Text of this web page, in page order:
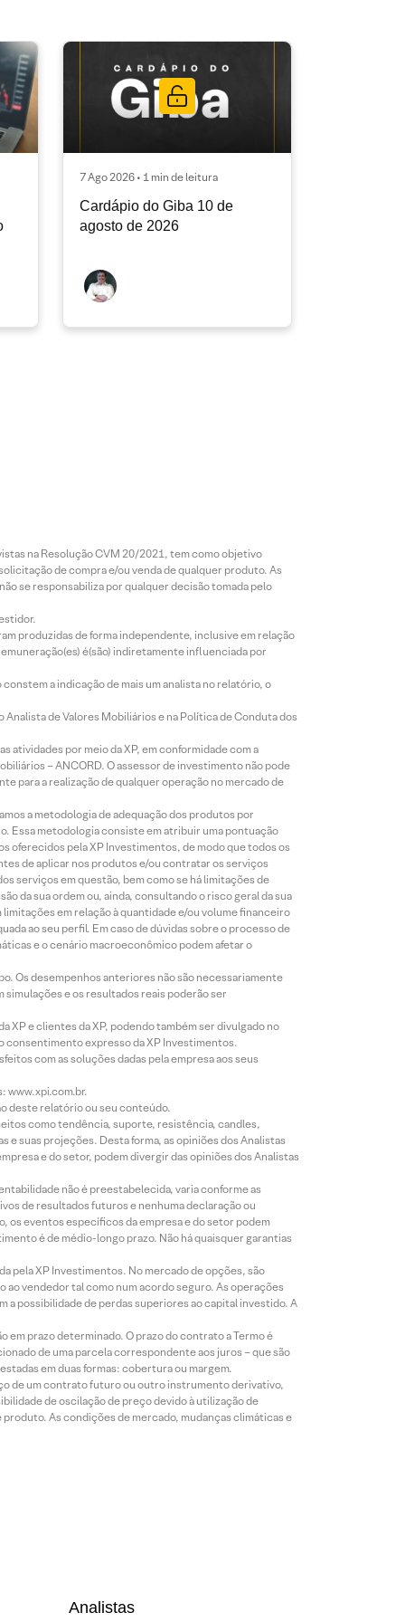
7 Ago 2026 • 1 min de leitura
Cardápio do Giba 10 de
agosto de 2026
na Resolução CVM 20/2021, tem como objetivo
de compra e/ou venda de qualquer produto. As
se responsabiliza por qualquer decisão tomada pelo
produzidas de forma independente, inclusive em relação
é(são) indiretamente influenciada por
a indicação de mais um analista no relatório, o
de Valores Mobiliários e na Política de Conduta dos
atividades por meio da XP, em conformidade com a
– ANCORD. O assessor de investimento não pode
para a realização de qualquer operação no mercado de
a metodologia de adequação dos produtos por
Essa metodologia consiste em atribuir uma pontuação
oferecidos pela XP Investimentos, de modo que todos os
de aplicar nos produtos e/ou contratar os serviços
serviços em questão, bem como se há limitações de
da sua ordem ou, ainda, consultando o risco geral da sua
em relação à quantidade e/ou volume financeiro
ao seu perfil. Em caso de dúvidas sobre o processo de
e o cenário macroeconômico podem afetar o
Os desempenhos anteriores não são necessariamente
e os resultados reais poderão ser
e clientes da XP, podendo também ser divulgado no
consentimento expresso da XP Investimentos.
com as soluções dadas pela empresa aos seus
www.xpi.com.br.
deste relatório ou seu conteúdo.
como tendência, suporte, resistência, candles,
e suas projeções. Desta forma, as opiniões dos Analistas
e do setor, podem divergir das opiniões dos Analistas
não é preestabelecida, varia conforme as
de resultados futuros e nenhuma declaração ou
os eventos específicos da empresa e do setor podem
é de médio-longo prazo. Não há quaisquer garantias
pela XP Investimentos. No mercado de opções, são
vendedor tal como num acordo seguro. As operações
possibilidade de perdas superiores ao capital investido. A
em prazo determinado. O prazo do contrato a Termo é
de uma parcela correspondente aos juros – que são
em duas formas: cobertura ou margem.
de um contrato futuro ou outro instrumento derivativo,
de oscilação de preço devido à utilização de
As condições de mercado, mudanças climáticas e
Analistas